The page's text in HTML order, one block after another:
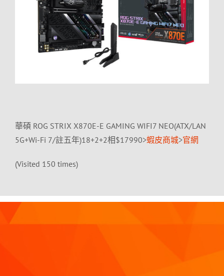
華碩 ROG STRIX X870E-E GAMING WIFI7 NEO(ATX/LAN
5G+Wi-Fi 7/註五年)18+2+2相$17990>蝦皮商城>官網
(Visited 150 times)